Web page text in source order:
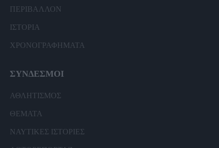
ΠΕΡΙΒΑΛΛΟΝ
ΙΣΤΟΡΙΑ
ΧΡΟΝΟΓΡΑΦΗΜΑΤΑ
ΣΥΝΔΕΣΜΟΙ
ΑΘΛΗΤΙΣΜΟΣ
ΘΕΜΑΤΑ
ΝΑΥΤΙΚΕΣ ΙΣΤΟΡΙΕΣ